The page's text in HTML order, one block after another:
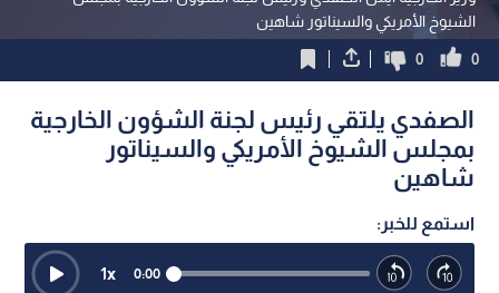
الشيوخ الأمريكي والسيناتور شاهين
0
0
الصفدي يلتقي رئيس لجنة الشؤون الخارجية
بمجلس الشيوخ الأمريكي والسيناتور
شاهين
استمع للخبر:
0:00
1x